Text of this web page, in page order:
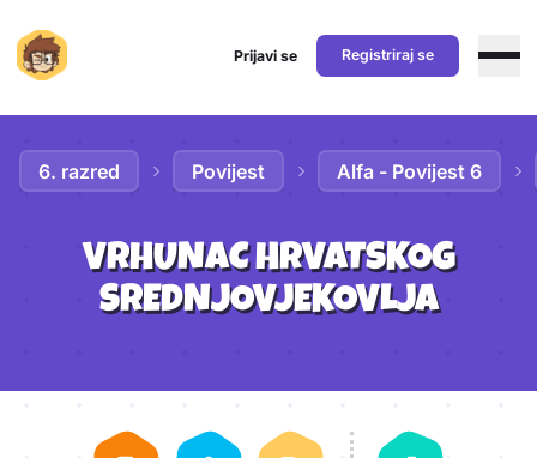
Prijavi se Registriraj se
6. razred Povijest Alfa - Povijest 6
VRHUNAC HRVATSKOG
SREDNJOVJEKOVLJA
Aktivnosti lekcije